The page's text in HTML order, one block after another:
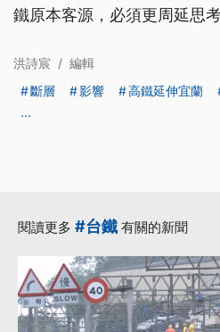
鐵原本客源，必須更周延思考
洪詩宸 / 編輯
斷層
影響 高鐵延伸宜蘭
...
閱讀更多 #台鐵 有關的新聞